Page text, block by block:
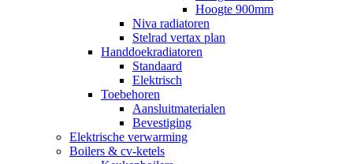
Hoogte 900mm
Niva radiatoren
Stelrad vertax plan
Handdoekradiatoren
Standaard
Elektrisch
Toebehoren
Aansluitmaterialen
Bevestiging
Elektrische verwarming
Boilers & cv-ketels